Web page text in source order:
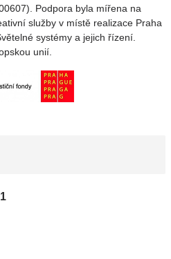
Podpora byla mířena na
služby v místě realizace Praha
systémy a jejich řízení.
unií.